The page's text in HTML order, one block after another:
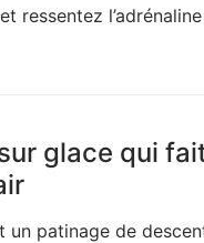
ressentez
glace qui
un patinage de